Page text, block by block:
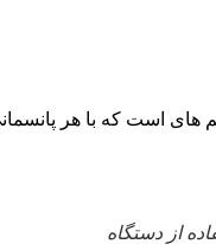
است که با هر
از دستگاه